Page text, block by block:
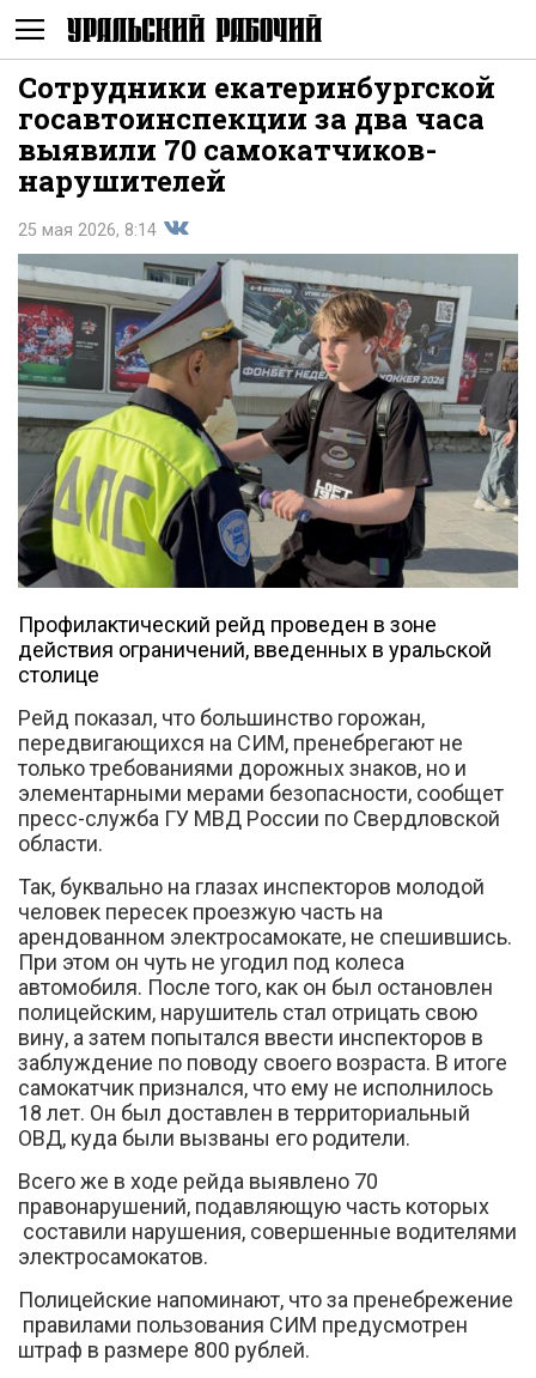
Не
показывать
Сотрудники екатеринбургской
госавтоинспекции за два часа
выявили 70 самокатчиков-
нарушителей
25 мая 2026, 8:14
Поделиться
во
Вконтакте
Профилактический рейд проведен в зоне
действия ограничений, введенных в уральской
столице
Рейд показал, что большинство горожан,
передвигающихся на СИМ, пренебрегают не
только требованиями дорожных знаков, но и
элементарными мерами безопасности, сообщет
пресс-служба ГУ МВД России по Свердловской
области.
Так, буквально на глазах инспекторов молодой
человек пересек проезжую часть на
арендованном электросамокате, не спешившись.
При этом он чуть не угодил под колеса
автомобиля. После того, как он был остановлен
полицейским, нарушитель стал отрицать свою
вину, а затем попытался ввести инспекторов в
заблуждение по поводу своего возраста. В итоге
самокатчик признался, что ему не исполнилось
18 лет. Он был доставлен в территориальный
ОВД, куда были вызваны его родители.
Всего же в ходе рейда выявлено 70
правонарушений, подавляющую часть которых
составили нарушения, совершенные водителями
электросамокатов.
Полицейские напоминают, что за пренебрежение
правилами пользования СИМ предусмотрен
штраф в размере 800 рублей.